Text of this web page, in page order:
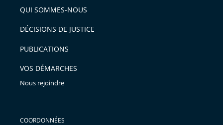
arriver
après
l'article
pour
avant
QUI SOMMES-NOUS
DÉCISIONS DE JUSTICE
PUBLICATIONS
VOS DÉMARCHES
Nous rejoindre
COORDONNÉES